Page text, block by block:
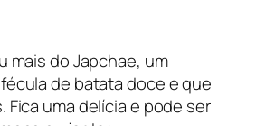
mais do Japchae, um
de batata doce e que
Fica uma delícia e pode ser